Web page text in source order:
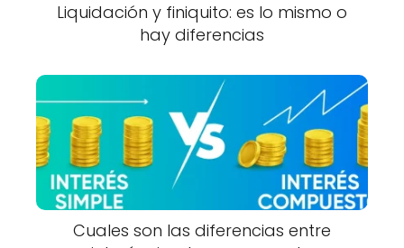
Liquidación y finiquito: es lo mismo o
hay diferencias
Cuales son las diferencias entre